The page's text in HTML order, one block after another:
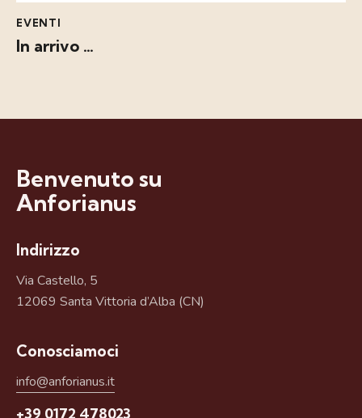
EVENTI
In arrivo …
Benvenuto su
Anforianus
Indirizzo
Via Castello, 5
12069 Santa Vittoria d’Alba (CN)
Conosciamoci
info@anforianus.it
+39 0172 478023